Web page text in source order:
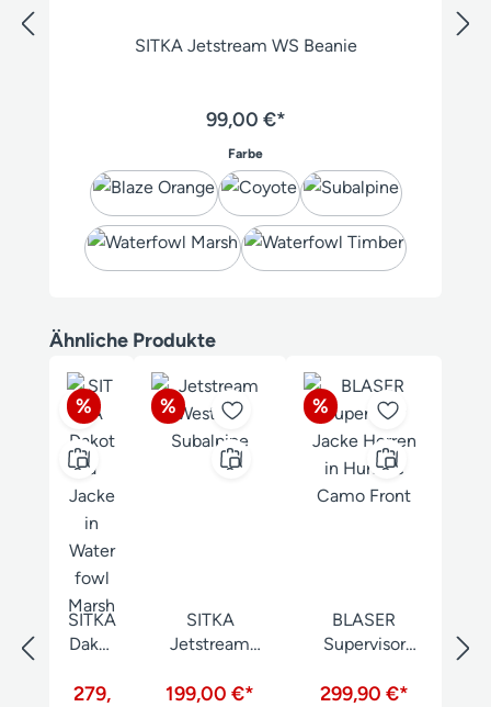
SITKA Jetstream WS Beanie
99,00 €*
Farbeauswählen
Produktgalerie überspringen
Ähnliche Produkte
Rabatt
%
SITKA
Dakot
Jacke
279,
Rabatt
%
SITKA
Jetstream
199,00 €*
Rabatt
%
BLASER
Supervisor
299,90 €*